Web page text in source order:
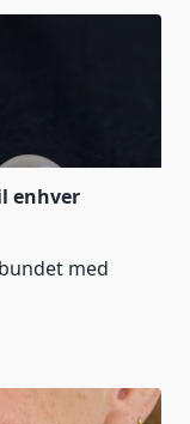
enhver
med